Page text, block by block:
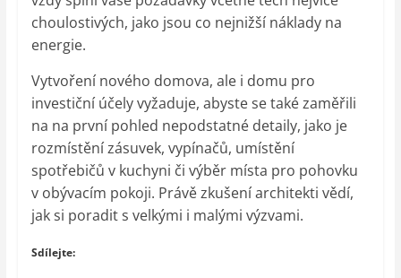
choulostivých, jako jsou co nejnižší náklady na
energie.
Vytvoření nového domova, ale i domu pro
investiční účely vyžaduje, abyste se také zaměřili
na na první pohled nepodstatné detaily, jako je
rozmístění zásuvek, vypínačů, umístění
spotřebičů v kuchyni či výběr místa pro pohovku
v obývacím pokoji. Právě zkušení architekti vědí,
jak si poradit s velkými i malými výzvami.
Sdílejte: